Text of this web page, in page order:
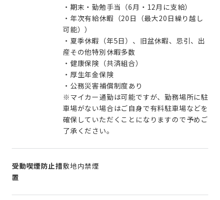
・期末・勤勉手当（6月・12月に支給）
・年次有給休暇（20日（最大20日繰り越し
可能））
・夏季休暇（年5日）、旧盆休暇、忌引、出
産その他特別休暇多数
・健康保険（共済組合）
・厚生年金保険
・公務災害補償制度あり
※マイカー通勤は可能ですが、勤務場所に駐
車場がない場合はご自身で有料駐車場などを
確保していただくことになりますので予めご
了承ください。
受動喫煙防止措
置
敷地内禁煙